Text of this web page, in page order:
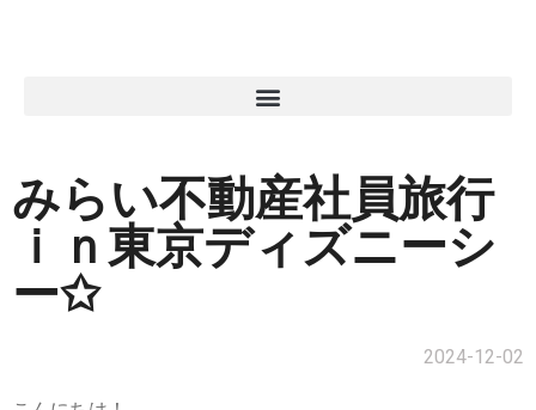
みらい不動産社員旅行
ｉｎ東京ディズニーシ
ー✩
2024-12-02